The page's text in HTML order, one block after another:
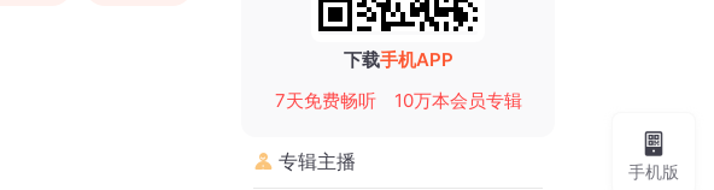
下载手机APP
7天免费畅听
10万本会员专辑
专辑主播 手机版